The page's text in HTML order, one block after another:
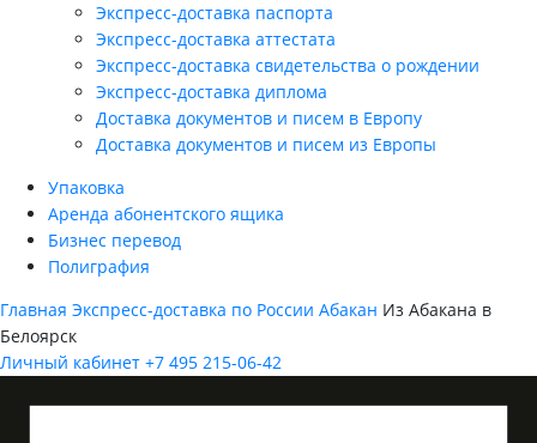
Экспресс-доставка паспорта
Экспресс-доставка аттестата
Экспресс-доставка свидетельства о рождении
Экспресс-доставка диплома
Доставка документов и писем в Европу
Доставка документов и писем из Европы
Упаковка
Аренда абонентского ящика
Бизнес перевод
Полиграфия
Главная Экспресс-доставка по России Абакан Из Абакана в
Белоярск
Личный кабинет +7 495 215-06-42